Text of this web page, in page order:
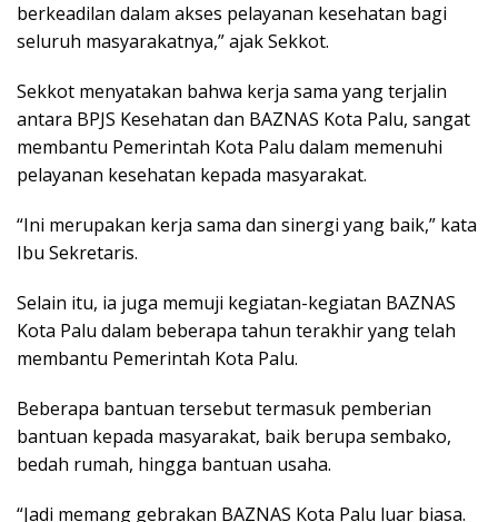
berkeadilan dalam akses pelayanan kesehatan bagi
seluruh masyarakatnya,” ajak Sekkot.
Sekkot menyatakan bahwa kerja sama yang terjalin
antara BPJS Kesehatan dan BAZNAS Kota Palu, sangat
membantu Pemerintah Kota Palu dalam memenuhi
pelayanan kesehatan kepada masyarakat.
“Ini merupakan kerja sama dan sinergi yang baik,” kata
Ibu Sekretaris.
Selain itu, ia juga memuji kegiatan-kegiatan BAZNAS
Kota Palu dalam beberapa tahun terakhir yang telah
membantu Pemerintah Kota Palu.
Beberapa bantuan tersebut termasuk pemberian
bantuan kepada masyarakat, baik berupa sembako,
bedah rumah, hingga bantuan usaha.
“Jadi memang gebrakan BAZNAS Kota Palu luar biasa.